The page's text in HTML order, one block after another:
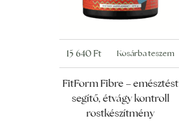
FitForm Fibre – emésztést
segítő, étvágy kontroll
rostkészítmény
15 640 Ft Kosárba teszem